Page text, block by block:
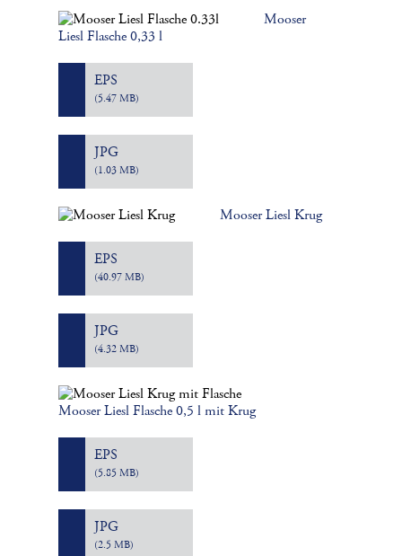
Mooser
Liesl Flasche 0,33 l
EPS
(5.47 MB)
JPG
(1.03 MB)
Mooser Liesl Krug
EPS
(40.97 MB)
JPG
(4.32 MB)
Mooser Liesl Flasche 0,5 l mit Krug
EPS
(5.85 MB)
JPG
(2.5 MB)